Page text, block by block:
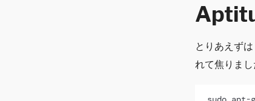
とりあえずは
れて焦りまし